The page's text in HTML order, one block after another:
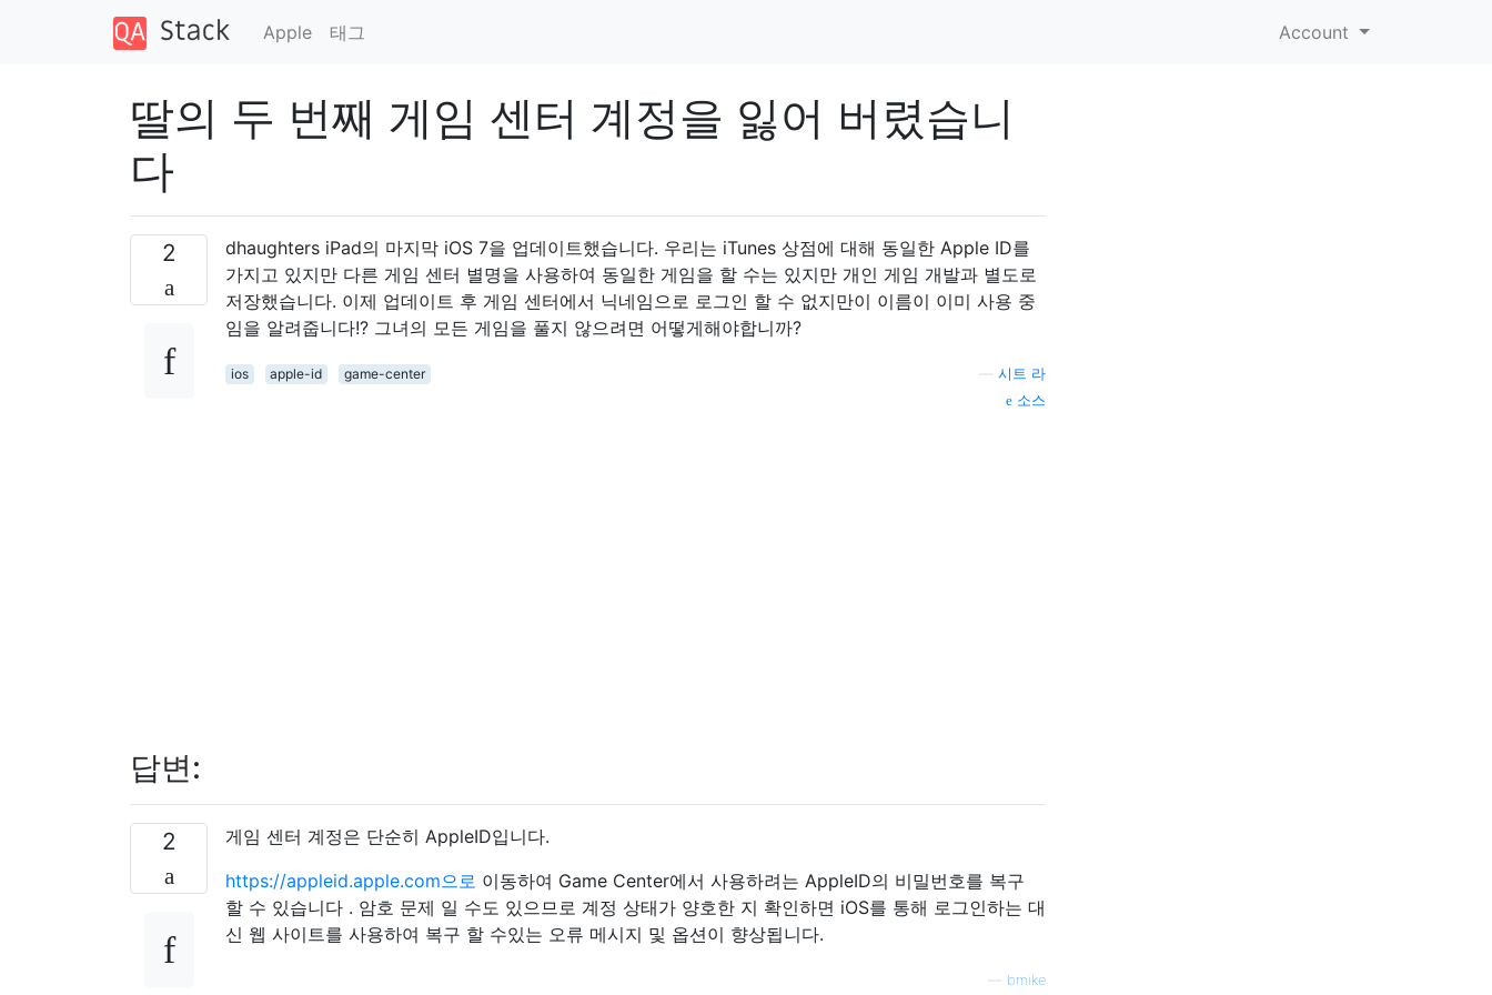
Apple 태그 Account
딸의 두 번째 게임 센터 계정을 잃어 버렸습니
다
2
dhaughters iPad의 마지막 iOS 7을 업데이트했습니다. 우리는 iTunes 상점에 대해 동일한 Apple ID를
가지고 있지만 다른 게임 센터 별명을 사용하여 동일한 게임을 할 수는 있지만 개인 게임 개발과 별도로
저장했습니다. 이제 업데이트 후 게임 센터에서 닉네임으로 로그인 할 수 없지만이 이름이 이미 사용 중
임을 알려줍니다!? 그녀의 모든 게임을 풀지 않으려면 어떻게해야합니까?
ios apple-id game-center
시트 라
소스
답변:
2
게임 센터 계정은 단순히 AppleID입니다.
https://appleid.apple.com으로 이동하여 Game Center에서 사용하려는 AppleID의 비밀번호를 복구
할 수 있습니다 . 암호 문제 일 수도 있으므로 계정 상태가 양호한 지 확인하면 iOS를 통해 로그인하는 대
신 웹 사이트를 사용하여 복구 할 수있는 오류 메시지 및 옵션이 향상됩니다.
bmike